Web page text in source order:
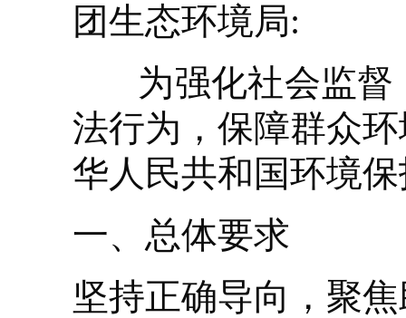
团生态环境局:
为强化社会监督
法行为，保障群众
华人民共和国环境
一、总体要求
坚持正确导向，聚